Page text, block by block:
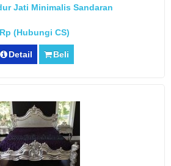
Jati Minimalis Sandaran
Rp (Hubungi CS)
Detail Beli